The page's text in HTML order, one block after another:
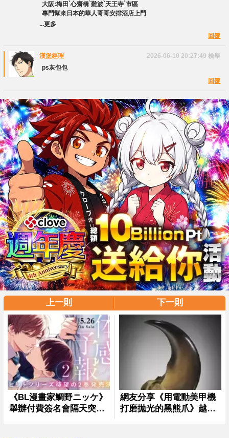
大阪:梅田`心齋橋`難波`天王寺`市區
專門幫來日本的華人哥哥安排酒店上門
...更多
回覆
漢堡經理 2026-06-10 20:27:49 檢舉
ps灰包包
回覆
上一則 下一則